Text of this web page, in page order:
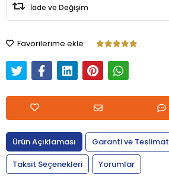
İade ve Değişim
Favorilerime ekle
Ürün Açıklaması
Garanti ve Teslimat
Taksit Seçenekleri
Yorumlar